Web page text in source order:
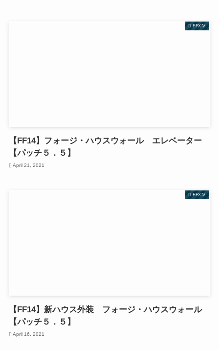
FFXIV
【FF14】フォージ・ハウスウォール エレベーター
【パッチ５．５】
April 21, 2021
FFXIV
【FF14】新ハウス外装 フォージ・ハウスウォール
【パッチ５．５】
April 16, 2021